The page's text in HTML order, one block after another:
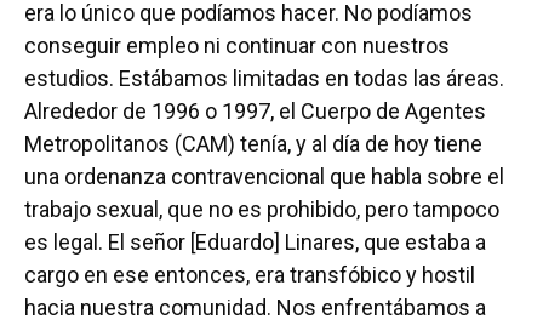
era lo único que podíamos hacer. No podíamos
conseguir empleo ni continuar con nuestros
estudios. Estábamos limitadas en todas las áreas.
Alrededor de 1996 o 1997, el Cuerpo de Agentes
Metropolitanos (CAM) tenía, y al día de hoy tiene
una ordenanza contravencional que habla sobre el
trabajo sexual, que no es prohibido, pero tampoco
es legal. El señor [Eduardo] Linares, que estaba a
cargo en ese entonces, era transfóbico y hostil
hacia nuestra comunidad. Nos enfrentábamos a